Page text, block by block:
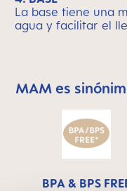
La base tiene una
agua y facilitar el
Skip MAM Means
MAM es
BPA & BPS